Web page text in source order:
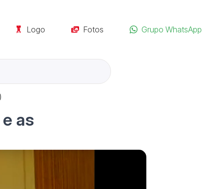
Logo Fotos Grupo WhatsApp
as